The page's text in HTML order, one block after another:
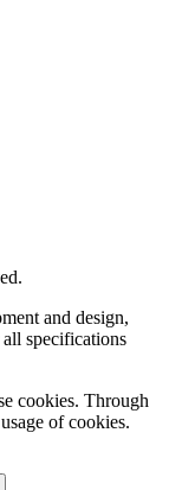
and design,
specifications
cookies. Through
of cookies.